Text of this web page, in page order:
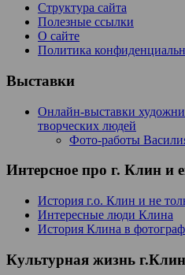
Структура сайта
Полезные ссылки
О сайте
Политика
Выставки
Онлайн-выставки
творческих людей
Фото-работы
Интерсное про г. Клин и
История г.о. Клин и не
Интересные люди Клина
История Клина в
Культурная жизнь г.Клин